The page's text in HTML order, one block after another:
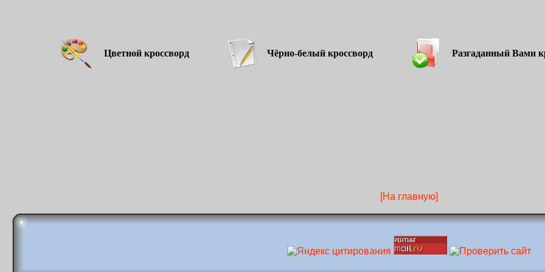
Цветной кроссворд Чёрно-белый кроссворд Разгаданный Вами
[На главную]